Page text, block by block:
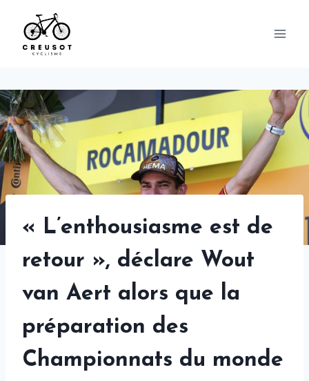
content
« L’enthousiasme est de
retour », déclare Wout
van Aert alors que la
préparation des
Championnats du monde